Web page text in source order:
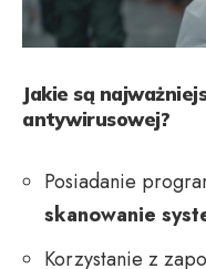
Jakie są
antywirusowej?
Posiadanie
skanowanie
Korzystanie z